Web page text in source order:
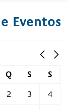
Eventos
Q S S
2 3 4